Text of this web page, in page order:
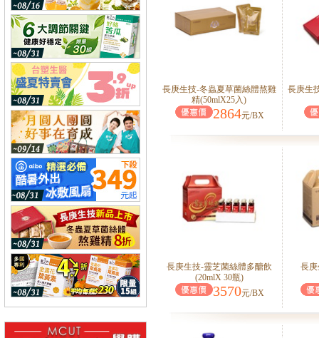
長庚生技-冬蟲夏草菌絲體熬雞
精(50mlX25入)
2864元/BX
長庚生
長庚生技-靈芝菌絲體多醣飲
(20mlX 30瓶)
3570元/BX
長